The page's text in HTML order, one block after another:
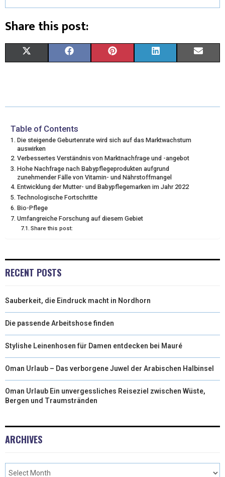
Share this post:
W
T
T
E
R
)
E
O
O
K
T
R
E
S
K
D
I
N
I
Table of Contents
Die steigende Geburtenrate wird sich auf das Marktwachstum
auswirken
Verbessertes Verständnis von Marktnachfrage und -angebot
Hohe Nachfrage nach Babypflegeprodukten aufgrund
zunehmender Fälle von Vitamin- und Nährstoffmangel
Entwicklung der Mutter- und Babypflegemarken im Jahr 2022
Technologische Fortschritte
Bio-Pflege
Umfangreiche Forschung auf diesem Gebiet
Share this post:
RECENT POSTS
Sauberkeit, die Eindruck macht in Nordhorn
Die passende Arbeitshose finden
Stylishe Leinenhosen für Damen entdecken bei Mauré
Oman Urlaub – Das verborgene Juwel der Arabischen Halbinsel
Oman Urlaub Ein unvergessliches Reiseziel zwischen Wüste,
Bergen und Traumstränden
ARCHIVES